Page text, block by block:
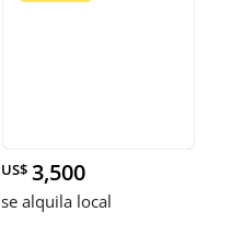
US$ 3,500
se alquila local